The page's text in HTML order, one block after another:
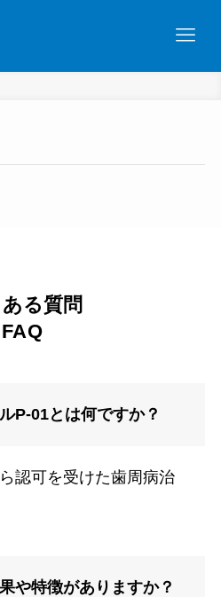
る質問
FAQ
P-01とは何ですか？
認可を受けた歯周病治
や特徴がありますか？